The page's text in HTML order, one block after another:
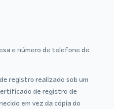
e número de telefone de
registro realizado sob um
de registro de
em vez da cópia do